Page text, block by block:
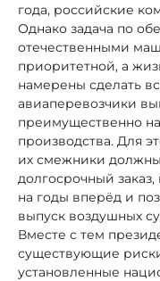
года, российские
Однако задача по
отечественными
приоритетной, а
намерены сделать
авиаперевозчики
преимущественно
производства. Для
их смежники
долгосрочный
на годы вперёд и
выпуск воздушных
Вместе с тем
существующие
установленные